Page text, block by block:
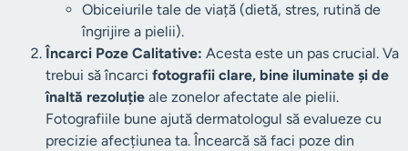
Obiceiurile tale de viață (dietă, stres, rutină de
îngrijire a pielii).
Încarci Poze Calitative: Acesta este un pas crucial. Va
trebui să încarci fotografii clare, bine iluminate și de
înaltă rezoluție ale zonelor afectate ale pielii.
Fotografiile bune ajută dermatologul să evalueze cu
precizie afecțiunea ta. Încearcă să faci poze din